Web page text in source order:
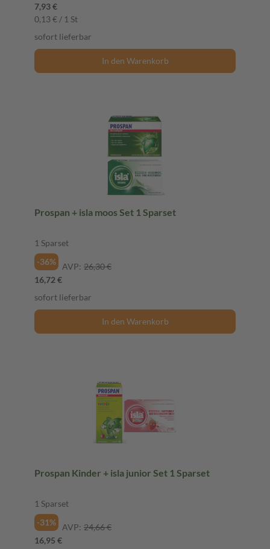
7,93 €
0,13 € / 1 St
sofort lieferbar
In den Warenkorb
Prospan + isla moos Set 1 Sparset
1 Sparset
-36%
AVP: 26,30 €
16,72 €
sofort lieferbar
In den Warenkorb
Prospan Kinder + isla junior Set 1 Sparset
1 Sparset
-31%
AVP: 24,66 €
16,95 €